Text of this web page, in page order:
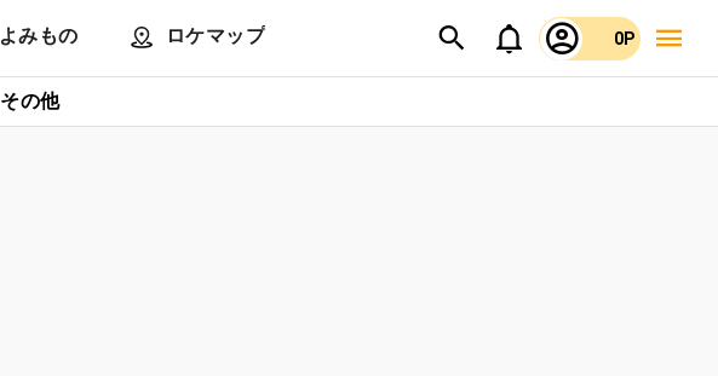
よみもの ロケマップ 0P
その他